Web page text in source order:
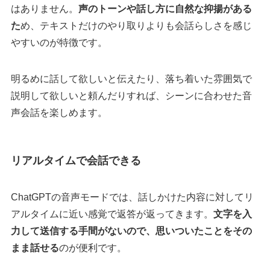
はありません。 声のトーンや話し方に自然な抑揚がある
ため、テキストだけのやり取りよりも会話らしさを感じ
やすいのが特徴です。
明るめに話して欲しいと伝えたり、落ち着いた雰囲気で
説明して欲しいと頼んだりすれば、シーンに合わせた音
声会話を楽しめます。
リアルタイムで会話できる
ChatGPTの音声モードでは、話しかけた内容に対してリ
アルタイムに近い感覚で返答が返ってきます。 文字を入
力して送信する手間がないので、思いついたことをその
まま話せるのが便利です。